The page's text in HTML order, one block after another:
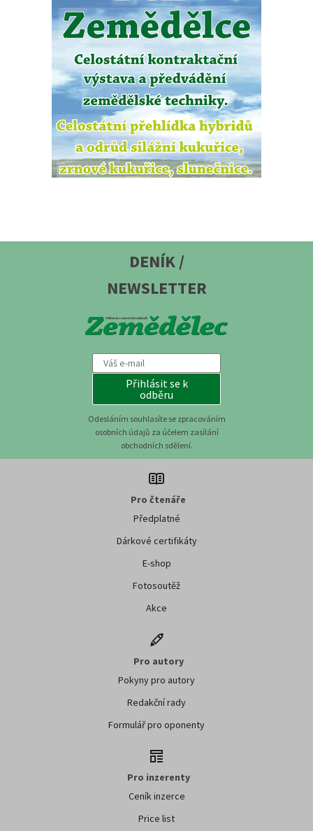
DENÍK /
NEWSLETTER
Přihlásit se k
odběru
Odesláním souhlasíte se zpracováním
osobních údajů za účelem zasílání
obchodních sdělení.
Pro čtenáře
Předplatné
Dárkové certifikáty
E-shop
Fotosoutěž
Akce
Pro autory
Pokyny pro autory
Redakční rady
Formulář pro oponenty
Pro inzerenty
Ceník inzerce
Price list